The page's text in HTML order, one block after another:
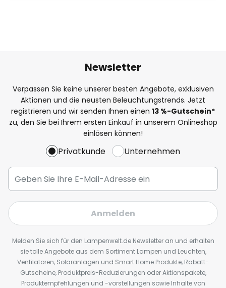
Newsletter
Verpassen Sie keine unserer besten Angebote, exklusiven
Aktionen und die neusten Beleuchtungstrends. Jetzt
registrieren und wir senden Ihnen einen 13 %-Gutschein*
zu, den Sie bei Ihrem ersten Einkauf in unserem Onlineshop
einlösen können!
Privatkunde Unternehmen
Anmelden
Melden Sie sich für den Lampenwelt.de Newsletter an und erhalten
sie tolle Angebote aus dem Sortiment Lampen und Leuchten,
Ventilatoren, Solaranlagen und Smart Home Produkte, Rabatt-
Gutscheine, Produktpreis-Reduzierungen oder Aktionspakete,
Produktempfehlungen und -vorstellungen sowie Inhalte von